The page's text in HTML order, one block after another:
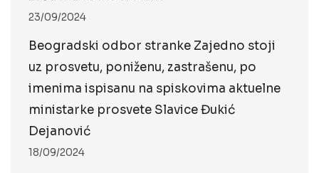
23/09/2024
Beogradski odbor stranke Zajedno stoji
uz prosvetu, poniženu, zastrašenu, po
imenima ispisanu na spiskovima aktuelne
ministarke prosvete Slavice Đukić
Dejanović
18/09/2024